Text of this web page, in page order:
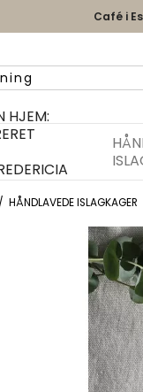
Café i
HJEM:
/ HÅNDLAVEDE ISLAGKAGER